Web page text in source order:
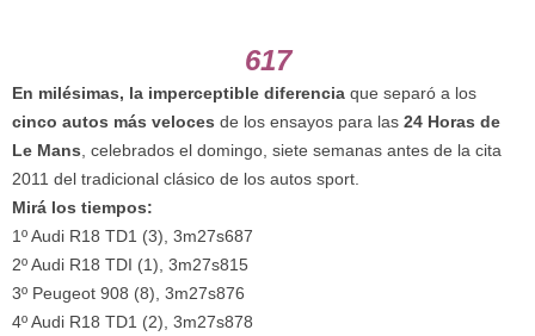
617
En milésimas, la imperceptible diferencia que separó a los
cinco autos más veloces de los ensayos para las 24 Horas de
Le Mans , celebrados el domingo, siete semanas antes de la cita
2011 del tradicional clásico de los autos sport.
Mirá los tiempos:
1º Audi R18 TD1 (3), 3m27s687
2º Audi R18 TDI (1), 3m27s815
3º Peugeot 908 (8), 3m27s876
4º Audi R18 TD1 (2), 3m27s878